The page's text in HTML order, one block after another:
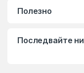
Полезно
Последвайте ни